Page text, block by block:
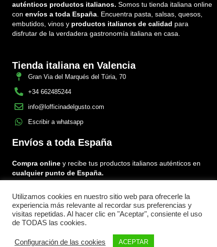
auténticos productos italianos. Somos tu tienda italiana online
con envíos a toda España. Encuentra pasta, salsas, quesos,
embutidos, vinos y productos italianos de calidad para
disfrutar de la verdadera gastronomía italiana en casa.
Tienda italiana en Valencia
Gran Via del Marqués del Túria, 70
+34 662485244
info@lofficinadelgusto.com
Escribir a whatsapp
Envíos a toda España
Compra online y recibe tus productos italianos auténticos en
cualquier punto de España.
Encuéntranos en:
FacebookInstagram
Tiktok
Menu
Utilizamos cookies en nuestro sitio web para ofrecerle la
experiencia más relevante al recordar sus preferencias y
visitas repetidas. Al hacer clic en "Aceptar", consiente el uso
de TODAS las cookies.
Configuración de las cookies ACEPTAR